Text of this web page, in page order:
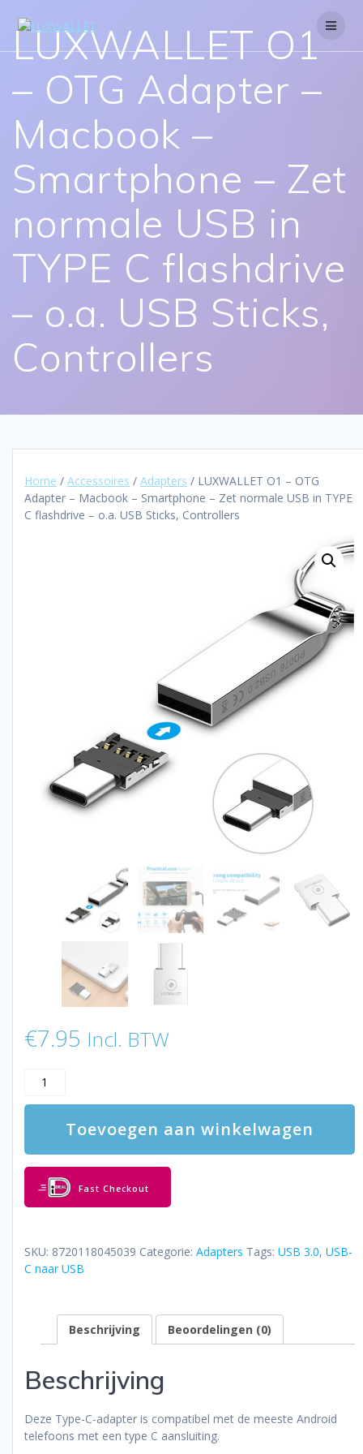
LUXWALLET O1
– OTG Adapter –
Macbook –
Smartphone – Zet
normale USB in
TYPE C flashdrive
– o.a. USB Sticks,
Controllers
Home / Accessoires / Adapters / LUXWALLET O1 – OTG
Adapter – Macbook – Smartphone – Zet normale USB in TYPE
C flashdrive – o.a. USB Sticks, Controllers
€7.95 Incl. BTW
LUXWALLET
-
Macbook
Smartphone
Zet
normale
flashdrive
o.a.
Sticks,
Controllers
Toevoegen aan winkelwagen
Fast Checkout
SKU: 8720118045039 Categorie: Adapters Tags: USB 3.0, USB-
C naar USB
Beschrijving Beoordelingen (0)
Beschrijving
Deze Type-C-adapter is compatibel met de meeste Android
telefoons met een type C aansluiting.